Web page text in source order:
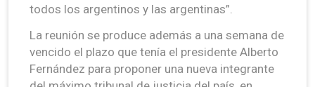
todos los argentinos y las argentinas”.
La reunión se produce además a una semana de
vencido el plazo que tenía el presidente Alberto
Fernández para proponer una nueva integrante